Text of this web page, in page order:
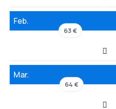
Feb.
63 €
Mar.
64 €